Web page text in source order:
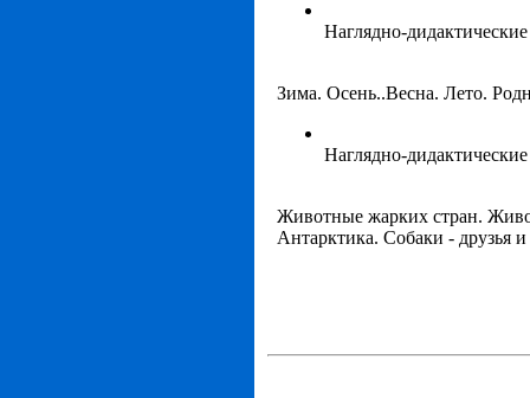
Наглядно-
Зима. Осень..Весна. Лето.
Наглядно-
Животные жарких стран.
Антарктика. Собаки - друзья